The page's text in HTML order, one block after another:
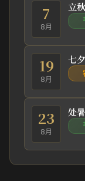
7
8月
立秋
19
8月
七
23
8月
处暑